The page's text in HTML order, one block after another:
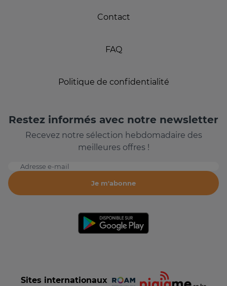
Contact
FAQ
Politique de confidentialité
Restez informés avec notre newsletter
Recevez notre sélection hebdomadaire des
meilleures offres !
Adresse e-mail
Je m'abonne
Sites internationaux